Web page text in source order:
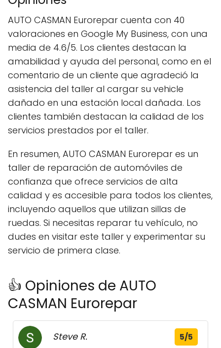
AUTO CASMAN Eurorepar cuenta con 40
valoraciones en Google My Business, con una
media de 4.6/5. Los clientes destacan la
amabilidad y ayuda del personal, como en el
comentario de un cliente que agradeció la
asistencia del taller al cargar su vehicle
dañado en una estación local dañada. Los
clientes también destacan la calidad de los
servicios prestados por el taller.
En resumen, AUTO CASMAN Eurorepar es un
taller de reparación de automóviles de
confianza que ofrece servicios de alta
calidad y es accesible para todos los clientes,
incluyendo aquellos que utilizan sillas de
ruedas. Si necesitas reparar tu vehículo, no
dudes en visitar este taller y experimentar su
servicio de primera clase.
👍 Opiniones de AUTO
CASMAN Eurorepar
Steve R. 5/5